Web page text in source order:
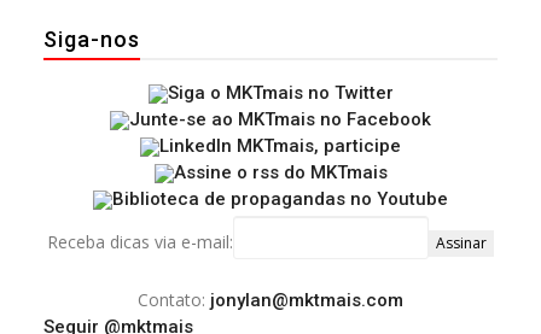
Siga-nos
Receba dicas via e-mail:
Contato: jonylan@mktmais.com
Seguir @mktmais